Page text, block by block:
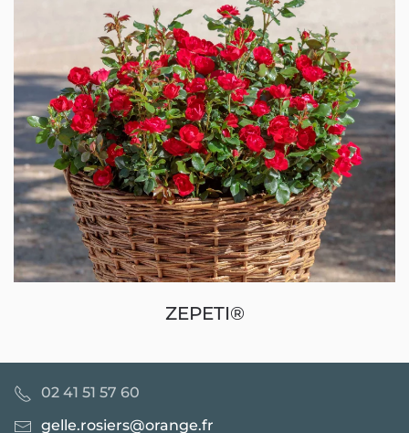
ZEPETI®
02 41 51 57 60
gelle.rosiers@orange.fr